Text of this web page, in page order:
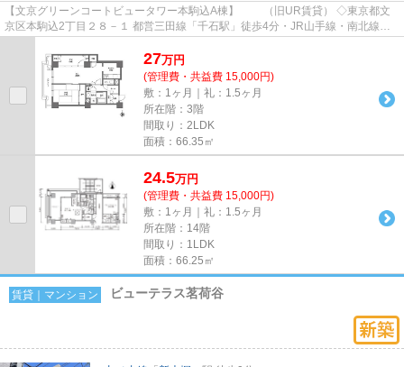
【文京グリーンコートビュータワー本駒込A棟】 （旧UR賃貸） ◇東京都文
京区本駒込2丁目２８－１ 都営三田線「千石駅」徒歩4分・JR山手線・南北線
27万円
(管理費・共益費 15,000円)
敷：1ヶ月｜礼：1.5ヶ月
所在階：3階
間取り：2LDK
面積：66.35㎡
24.5万円
(管理費・共益費 15,000円)
敷：1ヶ月｜礼：1.5ヶ月
所在階：14階
間取り：1LDK
面積：66.25㎡
賃貸｜マンション ビューテラス茗荷谷